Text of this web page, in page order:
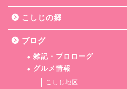
こしじの郷
ブログ
雑記・プロローグ
グルメ情報
こしじ地区